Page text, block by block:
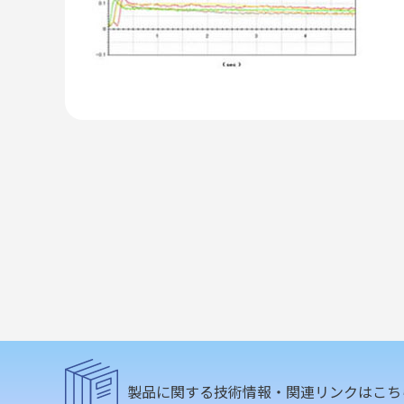
製品に関する技術情報・関連リンクはこち